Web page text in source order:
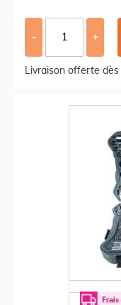
- +
Livraison offerte dès